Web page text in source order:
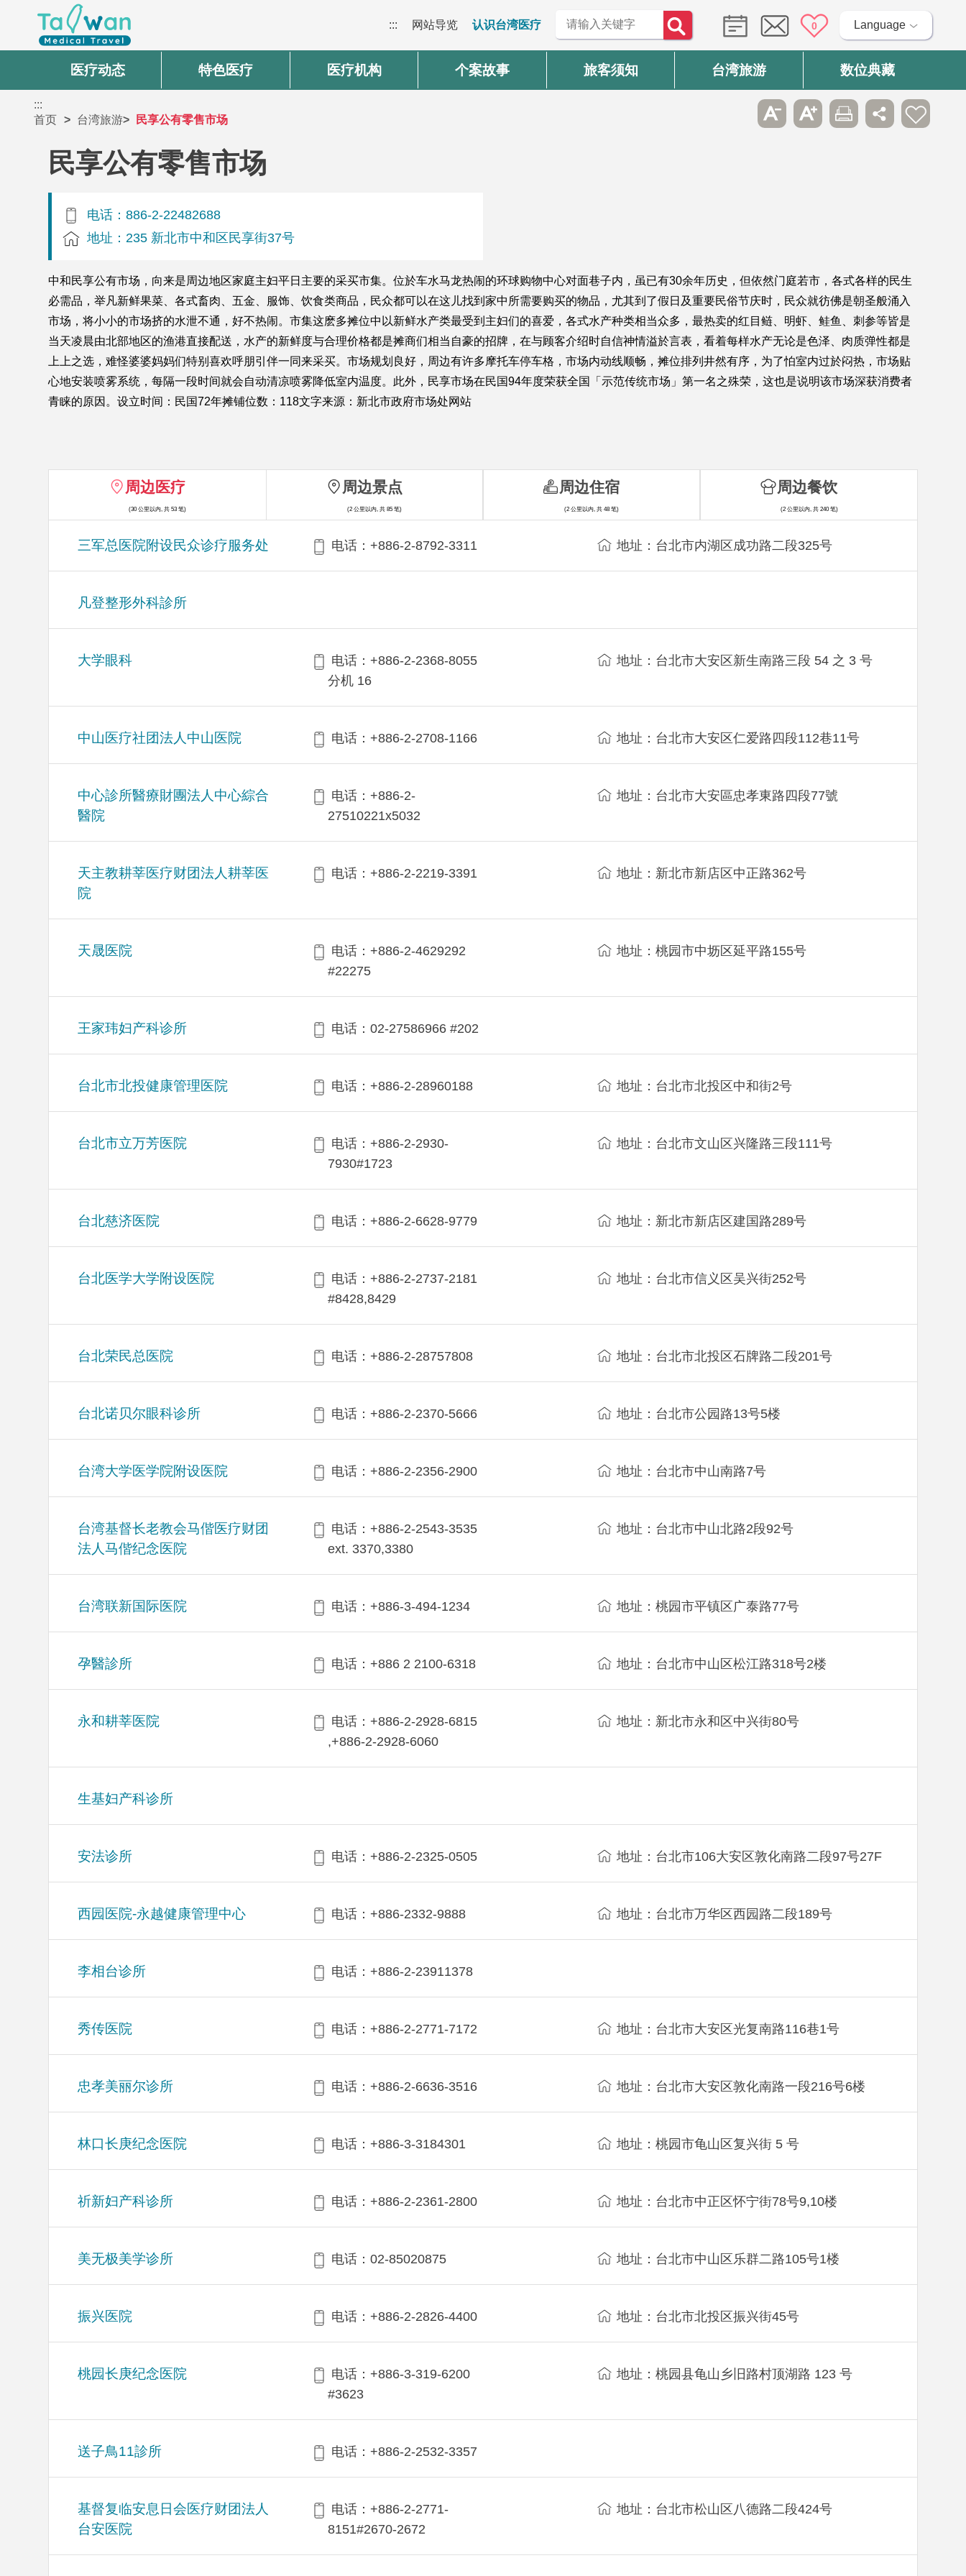
::: 网站导览 认识台湾医疗 0 Language
医疗动态 特色医疗 医疗机构 个案故事 旅客须知 台湾旅游 数位典藏
:::
首页
台湾旅游 民享公有零售市场
民享公有零售市场
电话：886-2-22482688
地址：235 新北市中和区民享街37号
中和民享公有市场，向来是周边地区家庭主妇平日主要的采买市集。位於车水马龙热闹的环球购物中心对面巷子内，虽已有30余年历史，但依然门庭若市，各式各样的民生
必需品，举凡新鲜果菜、各式畜肉、五金、服饰、饮食类商品，民众都可以在这儿找到家中所需要购买的物品，尤其到了假日及重要民俗节庆时，民众就彷佛是朝圣般涌入
市场，将小小的市场挤的水泄不通，好不热闹。市集这麽多摊位中以新鲜水产类最受到主妇们的喜爱，各式水产种类相当众多，最热卖的红目鲢、明虾、鲑鱼、刺参等皆是
当天凌晨由北部地区的渔港直接配送，水产的新鲜度与合理价格都是摊商们相当自豪的招牌，在与顾客介绍时自信神情溢於言表，看着每样水产无论是色泽、肉质弹性都是
上上之选，难怪婆婆妈妈们特别喜欢呼朋引伴一同来采买。市场规划良好，周边有许多摩托车停车格，市场内动线顺畅，摊位排列井然有序，为了怕室内过於闷热，市场贴
心地安装喷雾系统，每隔一段时间就会自动清凉喷雾降低室内温度。此外，民享市场在民国94年度荣获全国「示范传统市场」第一名之殊荣，这也是说明该市场深获消费者
青睐的原因。设立时间：民国72年摊铺位数：118文字来源：新北市政府市场处网站
周边医疗
(30 公里以内, 共 53 笔)
三军总医院附设民众诊疗服务处 电话：+886-2-8792-3311 地址：台北市内湖区成功路二段325号
凡登整形外科診所
大学眼科
电话：+886-2-2368-8055
分机 16
地址：台北市大安区新生南路三段 54 之 3 号
中山医疗社团法人中山医院 电话：+886-2-2708-1166 地址：台北市大安区仁爱路四段112巷11号
中心診所醫療財團法人中心綜合
醫院
电话：+886-2-
27510221x5032
地址：台北市大安區忠孝東路四段77號
天主教耕莘医疗财团法人耕莘医
院
电话：+886-2-2219-3391 地址：新北市新店区中正路362号
天晟医院
电话：+886-2-4629292
#22275
地址：桃园市中坜区延平路155号
王家玮妇产科诊所 电话：02-27586966 #202
台北市北投健康管理医院 电话：+886-2-28960188 地址：台北市北投区中和街2号
台北市立万芳医院
电话：+886-2-2930-
7930#1723
地址：台北市文山区兴隆路三段111号
台北慈济医院 电话：+886-2-6628-9779 地址：新北市新店区建国路289号
台北医学大学附设医院
电话：+886-2-2737-2181
#8428,8429
地址：台北市信义区吴兴街252号
台北荣民总医院 电话：+886-2-28757808 地址：台北市北投区石牌路二段201号
台北诺贝尔眼科诊所 电话：+886-2-2370-5666 地址：台北市公园路13号5楼
台湾大学医学院附设医院 电话：+886-2-2356-2900 地址：台北市中山南路7号
台湾基督长老教会马偕医疗财团
法人马偕纪念医院
电话：+886-2-2543-3535
ext. 3370,3380
地址：台北市中山北路2段92号
台湾联新国际医院 电话：+886-3-494-1234 地址：桃园市平镇区广泰路77号
孕醫診所 电话：+886 2 2100-6318 地址：台北市中山区松江路318号2楼
永和耕莘医院
电话：+886-2-2928-6815
,+886-2-2928-6060
地址：新北市永和区中兴街80号
生基妇产科诊所
安法诊所 电话：+886-2-2325-0505 地址：台北市106大安区敦化南路二段97号27F
西园医院-永越健康管理中心 电话：+886-2332-9888 地址：台北市万华区西园路二段189号
李相台诊所 电话：+886-2-23911378
秀传医院 电话：+886-2-2771-7172 地址：台北市大安区光复南路116巷1号
忠孝美丽尔诊所 电话：+886-2-6636-3516 地址：台北市大安区敦化南路一段216号6楼
林口长庚纪念医院 电话：+886-3-3184301 地址：桃园市龟山区复兴街 5 号
祈新妇产科诊所 电话：+886-2-2361-2800 地址：台北市中正区怀宁街78号9,10楼
美无极美学诊所 电话：02-85020875 地址：台北市中山区乐群二路105号1楼
振兴医院 电话：+886-2-2826-4400 地址：台北市北投区振兴街45号
桃园长庚纪念医院
电话：+886-3-319-6200
#3623
地址：桃园县龟山乡旧路村顶湖路 123 号
送子鳥11診所 电话：+886-2-2532-3357
基督复临安息日会医疗财团法人
台安医院
电话：+886-2-2771-
8151#2670-2672
地址：台北市松山区八德路二段424号
周边景点
(2 公里以内, 共 85 笔)
周边住宿
(2 公里以内, 共 48 笔)
周边餐饮
(2 公里以内, 共 240 笔)